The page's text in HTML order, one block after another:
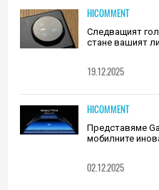
HICOMMENT
Следващият
стане вашият
19.12.2025
HICOMMENT
Представяме
мобилните
02.12.2025